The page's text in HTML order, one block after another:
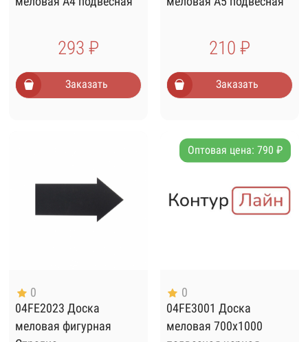
293 ₽
Заказать
210 ₽
Заказать
0
04FE2023 Доска
меловая фигурная
Оптовая цена: 790 ₽
0
04FE3001 Доска
меловая 700х1000